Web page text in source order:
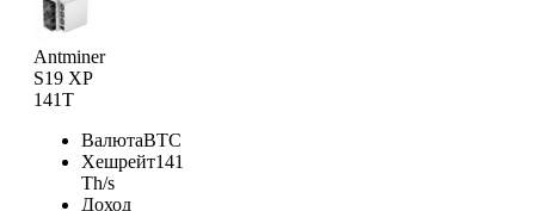
Antminer
S19 XP
141T
ВалютаBTC
Хешрейт141
Th/s
Доход